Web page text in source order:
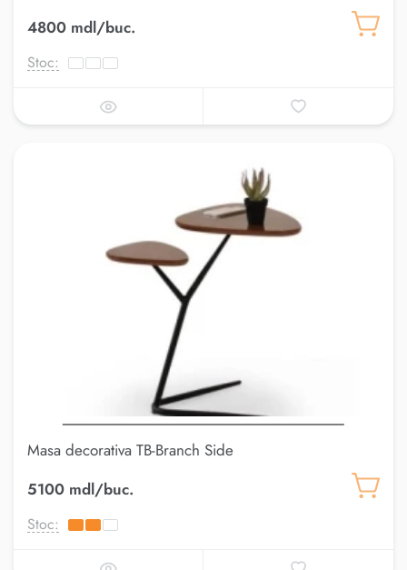
4800 mdl/buc.
Stoc:
Masa decorativa TB-Branch Side
5100 mdl/buc.
Stoc: